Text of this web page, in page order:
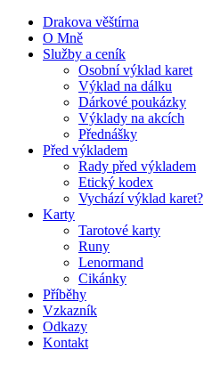
Drakova věštírna
O Mně
Služby a ceník
Osobní výklad karet
Výklad na dálku
Dárkové poukázky
Výklady na akcích
Přednášky
Před výkladem
Rady před výkladem
Etický kodex
Vychází výklad karet?
Karty
Tarotové karty
Runy
Lenormand
Cikánky
Příběhy
Vzkazník
Odkazy
Kontakt